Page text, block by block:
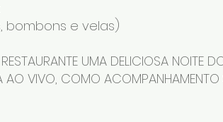
bombons e velas)
UMA DELICIOSA NOITE
AO VIVO, COMO ACOMPANHAMENTO